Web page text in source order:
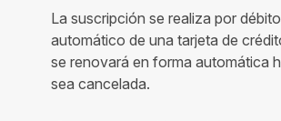
La suscripción se realiza por débito
automático de una tarjeta de
se renovará en forma automática
sea cancelada.